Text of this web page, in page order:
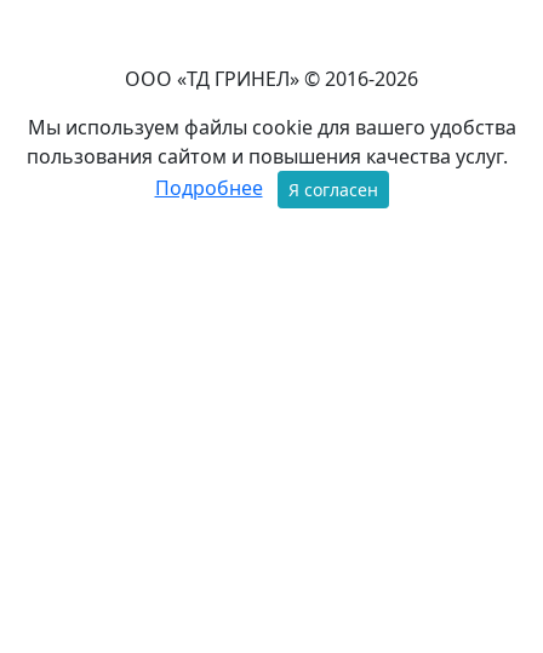
ООО «ТД ГРИНЕЛ» © 2016-2026
Мы используем файлы cookie для вашего удобства
пользования сайтом и повышения качества услуг.
Подробнее
Я согласен